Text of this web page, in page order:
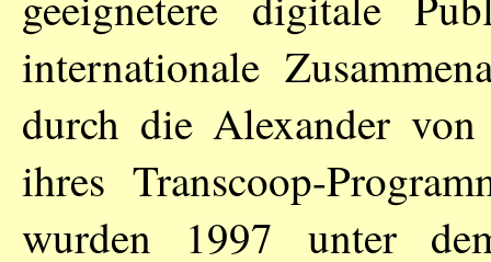
internationale
durch die Alexander
ihres Transcoop-
wurden 1997 unter